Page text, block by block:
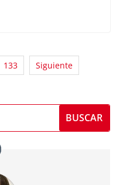
133 Siguiente